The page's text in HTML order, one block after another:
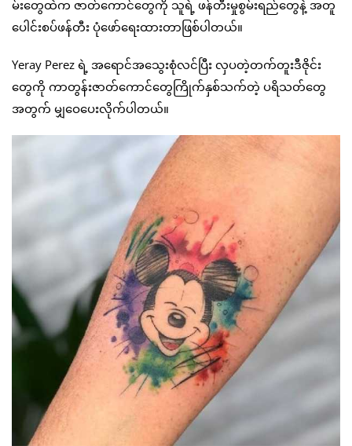
မ်းတွေထဲက ဇာတ်ကောင်တွေကို သူရဲ့ ဖန်တီးမှုစွမ်းရည်တွေနဲ့ အတူ
ပေါင်းစပ်ဖန်တီး ပုံဖော်ရေးထားတာဖြစ်ပါတယ်။
Yeray Perez ရဲ့ အရောင်အသွေးစုံလင်ပြီး လှပတဲ့တက်တူးဒီဇိုင်း
တွေကို ကာတွန်းဇာတ်ကောင်တွေကြိုက်နှစ်သက်တဲ့ ပရိသတ်တွေ
အတွက် မျှဝေပေးလိုက်ပါတယ်။